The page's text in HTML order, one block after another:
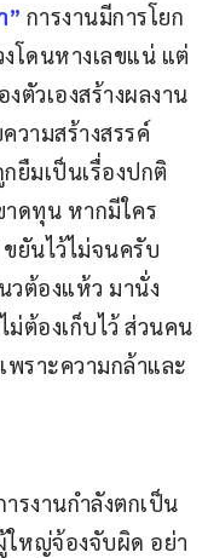
” การงานมีการโยก
โดนหางเลขแน่ แต่
ตัวเองสร้างผลงาน
วามสร้างสรรค์
ยืมเป็นเรื่องปกติ
ดทุน หากมีใคร
ยันไว้ไม่จนครับ
วต้องแห้ว มานั่ง
ม่ต้องเก็บไว้ ส่วนคน
พราะความกล้าและ
รงานกำลังตกเป็น
ใหญ่จ้องจับผิด อย่า